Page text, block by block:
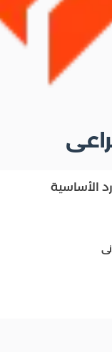
الأساسية